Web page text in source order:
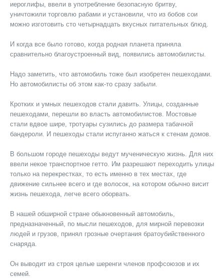
иероглифы, ввели в употребление безопасную бритву,
уничтожили торговлю рабами и установили, что из бобов сои
можно изготовить сто четырнадцать вкусных питательных блюд.
И когда все было готово, когда родная планета приняла
сравнительно благоустроенный вид, появились автомобилисты.
Надо заметить, что автомобиль тоже был изобретен пешеходами.
Но автомобилисты об этом как-то сразу забыли.
Кротких и умных пешеходов стали давить. Улицы, созданные
пешеходами, перешли во власть автомобилистов. Мостовые
стали вдвое шире, тротуары сузились до размера табачной
бандероли. И пешеходы стали испуганно жаться к стенам домов.
В большом городе пешеходы ведут мученическую жизнь. Для них
ввели некое транспортное гетто. Им разрешают переходить улицы
только на перекрестках, то есть именно в тех местах, где
движение сильнее всего и где волосок, на котором обычно висит
жизнь пешехода, легче всего оборвать.
В нашей обширной стране обыкновенный автомобиль,
предназначенный, по мысли пешеходов, для мирной перевозки
людей и грузов, принял грозные очертания братоубийственного
снаряда.
Он выводит из строя целые шеренги членов профсоюзов и их
семей.